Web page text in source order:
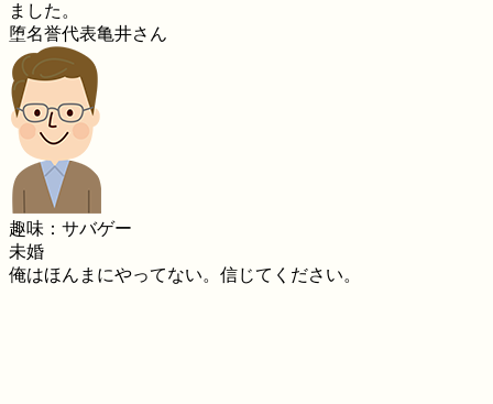
ました。
堕名誉代表亀井さん
趣味：サバゲー
未婚
俺はほんまにやってない。信じてください。